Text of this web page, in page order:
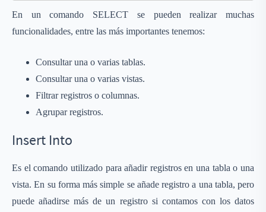
En un comando SELECT se pueden realizar muchas
funcionalidades, entre las más importantes tenemos:
Consultar una o varias tablas.
Consultar una o varias vistas.
Filtrar registros o columnas.
Agrupar registros.
Insert Into
Es el comando utilizado para añadir registros en una tabla o una
vista. En su forma más simple se añade registro a una tabla, pero
puede añadirse más de un registro si contamos con los datos